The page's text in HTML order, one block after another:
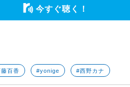
今すぐ聴く！
百香 #yonige #西野カナ